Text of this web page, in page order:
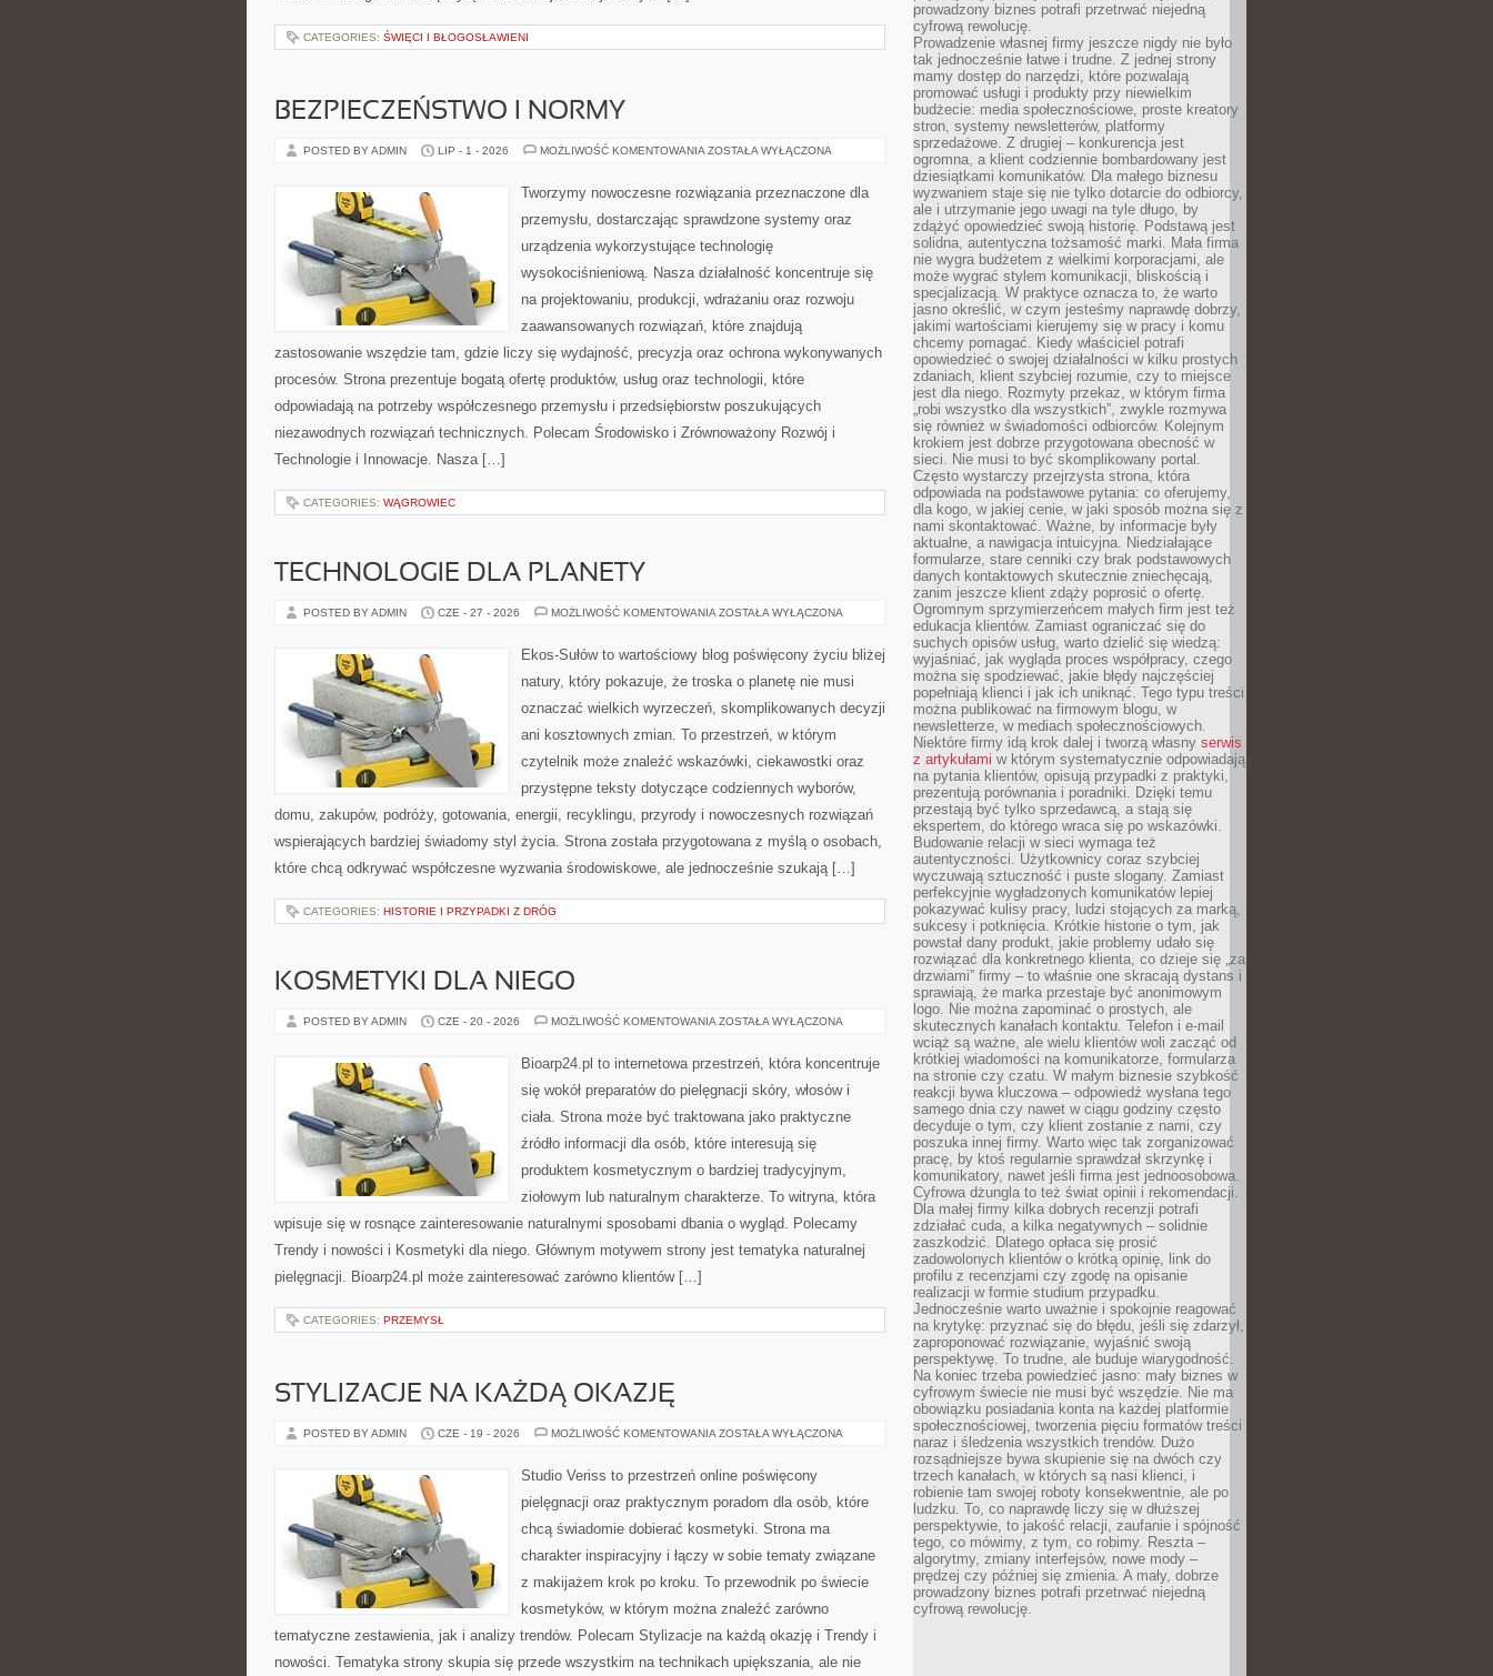
CATEGORIES: ŚWIĘCI I BŁOGOSŁAWIENI
BEZPIECZEŃSTWO I NORMY
POSTED BY ADMIN LIP - 1 - 2026 MOŻLIWOŚĆ KOMENTOWANIA BEZPIECZEŃSTWO
ZOSTAŁA WYŁĄCZONA
Tworzymy nowoczesne rozwiązania przeznaczone dla
przemysłu, dostarczając sprawdzone systemy oraz
urządzenia wykorzystujące technologię
wysokociśnieniową. Nasza działalność koncentruje się
na projektowaniu, produkcji, wdrażaniu oraz rozwoju
zaawansowanych rozwiązań, które znajdują
zastosowanie wszędzie tam, gdzie liczy się wydajność, precyzja oraz ochrona wykonywanych
procesów. Strona prezentuje bogatą ofertę produktów, usług oraz technologii, które
odpowiadają na potrzeby współczesnego przemysłu i przedsiębiorstw poszukujących
niezawodnych rozwiązań technicznych. Polecam Środowisko i Zrównoważony Rozwój i
Technologie i Innowacje. Nasza […]
CATEGORIES: WĄGROWIEC
TECHNOLOGIE DLA PLANETY
POSTED BY ADMIN CZE - 27 - 2026 MOŻLIWOŚĆ KOMENTOWANIA TECHNOLOGIE
ZOSTAŁA WYŁĄCZONA
Ekos-Sułów to wartościowy blog poświęcony życiu bliżej
natury, który pokazuje, że troska o planetę nie musi
oznaczać wielkich wyrzeczeń, skomplikowanych decyzji
ani kosztownych zmian. To przestrzeń, w którym
czytelnik może znaleźć wskazówki, ciekawostki oraz
przystępne teksty dotyczące codziennych wyborów,
domu, zakupów, podróży, gotowania, energii, recyklingu, przyrody i nowoczesnych rozwiązań
wspierających bardziej świadomy styl życia. Strona została przygotowana z myślą o osobach,
które chcą odkrywać współczesne wyzwania środowiskowe, ale jednocześnie szukają […]
CATEGORIES: HISTORIE I PRZYPADKI Z DRÓG
KOSMETYKI DLA NIEGO
POSTED BY ADMIN CZE - 20 - 2026 MOŻLIWOŚĆ KOMENTOWANIA KOSMETYKI
ZOSTAŁA WYŁĄCZONA
Bioarp24.pl to internetowa przestrzeń, która koncentruje
się wokół preparatów do pielęgnacji skóry, włosów i
ciała. Strona może być traktowana jako praktyczne
źródło informacji dla osób, które interesują się
produktem kosmetycznym o bardziej tradycyjnym,
ziołowym lub naturalnym charakterze. To witryna, która
wpisuje się w rosnące zainteresowanie naturalnymi sposobami dbania o wygląd. Polecamy
Trendy i nowości i Kosmetyki dla niego. Głównym motywem strony jest tematyka naturalnej
pielęgnacji. Bioarp24.pl może zainteresować zarówno klientów […]
CATEGORIES: PRZEMYSŁ
STYLIZACJE NA KAŻDĄ OKAZJĘ
POSTED BY ADMIN CZE - 19 - 2026 MOŻLIWOŚĆ KOMENTOWANIA STYLIZACJE
OKAZJĘ
ZOSTAŁA WYŁĄCZONA
Studio Veriss to przestrzeń online poświęcony
pielęgnacji oraz praktycznym poradom dla osób, które
chcą świadomie dobierać kosmetyki. Strona ma
charakter inspiracyjny i łączy w sobie tematy związane
z makijażem krok po kroku. To przewodnik po świecie
kosmetyków, w którym można znaleźć zarówno
tematyczne zestawienia, jak i analizy trendów. Polecam Stylizacje na każdą okazję i Trendy i
nowości. Tematyka strony skupia się przede wszystkim na technikach upiększania, ale nie
prowadzony biznes potrafi przetrwać niejedną
cyfrową rewolucję.
Prowadzenie własnej firmy jeszcze nigdy nie było
tak jednocześnie łatwe i trudne. Z jednej strony
mamy dostęp do narzędzi, które pozwalają
promować usługi i produkty przy niewielkim
budżecie: media społecznościowe, proste kreatory
stron, systemy newsletterów, platformy
sprzedażowe. Z drugiej – konkurencja jest
ogromna, a klient codziennie bombardowany jest
dziesiątkami komunikatów. Dla małego biznesu
wyzwaniem staje się nie tylko dotarcie do odbiorcy,
ale i utrzymanie jego uwagi na tyle długo, by
zdążyć opowiedzieć swoją historię. Podstawą jest
solidna, autentyczna tożsamość marki. Mała firma
nie wygra budżetem z wielkimi korporacjami, ale
może wygrać stylem komunikacji, bliskością i
specjalizacją. W praktyce oznacza to, że warto
jasno określić, w czym jesteśmy naprawdę dobrzy,
jakimi wartościami kierujemy się w pracy i komu
chcemy pomagać. Kiedy właściciel potrafi
opowiedzieć o swojej działalności w kilku prostych
zdaniach, klient szybciej rozumie, czy to miejsce
jest dla niego. Rozmyty przekaz, w którym firma
„robi wszystko dla wszystkich”, zwykle rozmywa
się również w świadomości odbiorców. Kolejnym
krokiem jest dobrze przygotowana obecność w
sieci. Nie musi to być skomplikowany portal.
Często wystarczy przejrzysta strona, która
odpowiada na podstawowe pytania: co oferujemy,
dla kogo, w jakiej cenie, w jaki sposób można się z
nami skontaktować. Ważne, by informacje były
aktualne, a nawigacja intuicyjna. Niedziałające
formularze, stare cenniki czy brak podstawowych
danych kontaktowych skutecznie zniechęcają,
zanim jeszcze klient zdąży poprosić o ofertę.
Ogromnym sprzymierzeńcem małych firm jest też
edukacja klientów. Zamiast ograniczać się do
suchych opisów usług, warto dzielić się wiedzą:
wyjaśniać, jak wygląda proces współpracy, czego
można się spodziewać, jakie błędy najczęściej
popełniają klienci i jak ich uniknąć. Tego typu treści
można publikować na firmowym blogu, w
newsletterze, w mediach społecznościowych.
Niektóre firmy idą krok dalej i tworzą własny serwis
z artykułami w którym systematycznie odpowiadają
na pytania klientów, opisują przypadki z praktyki,
prezentują porównania i poradniki. Dzięki temu
przestają być tylko sprzedawcą, a stają się
ekspertem, do którego wraca się po wskazówki.
Budowanie relacji w sieci wymaga też
autentyczności. Użytkownicy coraz szybciej
wyczuwają sztuczność i puste slogany. Zamiast
perfekcyjnie wygładzonych komunikatów lepiej
pokazywać kulisy pracy, ludzi stojących za marką,
sukcesy i potknięcia. Krótkie historie o tym, jak
powstał dany produkt, jakie problemy udało się
rozwiązać dla konkretnego klienta, co dzieje się „za
drzwiami” firmy – to właśnie one skracają dystans i
sprawiają, że marka przestaje być anonimowym
logo. Nie można zapominać o prostych, ale
skutecznych kanałach kontaktu. Telefon i e-mail
wciąż są ważne, ale wielu klientów woli zacząć od
krótkiej wiadomości na komunikatorze, formularza
na stronie czy czatu. W małym biznesie szybkość
reakcji bywa kluczowa – odpowiedź wysłana tego
samego dnia czy nawet w ciągu godziny często
decyduje o tym, czy klient zostanie z nami, czy
poszuka innej firmy. Warto więc tak zorganizować
pracę, by ktoś regularnie sprawdzał skrzynkę i
komunikatory, nawet jeśli firma jest jednoosobowa.
Cyfrowa dżungla to też świat opinii i rekomendacji.
Dla małej firmy kilka dobrych recenzji potrafi
zdziałać cuda, a kilka negatywnych – solidnie
zaszkodzić. Dlatego opłaca się prosić
zadowolonych klientów o krótką opinię, link do
profilu z recenzjami czy zgodę na opisanie
realizacji w formie studium przypadku.
Jednocześnie warto uważnie i spokojnie reagować
na krytykę: przyznać się do błędu, jeśli się zdarzył,
zaproponować rozwiązanie, wyjaśnić swoją
perspektywę. To trudne, ale buduje wiarygodność.
Na koniec trzeba powiedzieć jasno: mały biznes w
cyfrowym świecie nie musi być wszędzie. Nie ma
obowiązku posiadania konta na każdej platformie
społecznościowej, tworzenia pięciu formatów treści
naraz i śledzenia wszystkich trendów. Dużo
rozsądniejsze bywa skupienie się na dwóch czy
trzech kanałach, w których są nasi klienci, i
robienie tam swojej roboty konsekwentnie, ale po
ludzku. To, co naprawdę liczy się w dłuższej
perspektywie, to jakość relacji, zaufanie i spójność
tego, co mówimy, z tym, co robimy. Reszta –
algorytmy, zmiany interfejsów, nowe mody –
prędzej czy później się zmienia. A mały, dobrze
prowadzony biznes potrafi przetrwać niejedną
cyfrową rewolucję.